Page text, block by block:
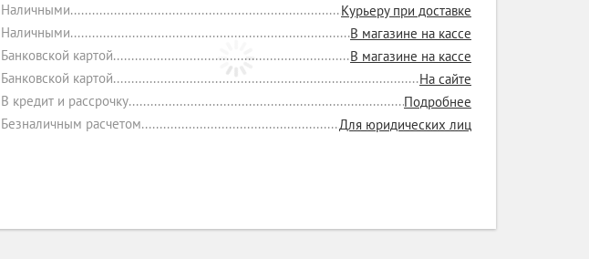
Наличными
Курьеру при доставке
Наличными
В магазине на кассе
Банковской картой
В магазине на кассе
Банковской картой
На сайте
В кредит и рассрочку
Подробнее
Безналичным расчетом
Для юридических лиц